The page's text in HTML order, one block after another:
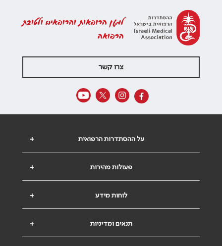
למען הרופאות והרופאים ולטובת
הרפואה
צרו קשר
+ על ההסתדרות הרפואית
+ פעולות מהירות
+ לוחות מידע
+ תנאים ומדיניות